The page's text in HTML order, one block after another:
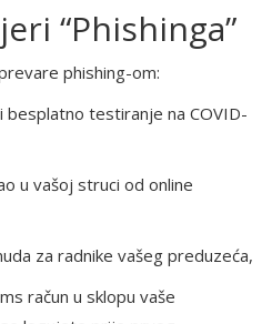
“Phishinga”
phishing-om:
besplatno testiranje na COVID-
u vašoj struci od online
za radnike vašeg preduzeća,
račun u sklopu vaše